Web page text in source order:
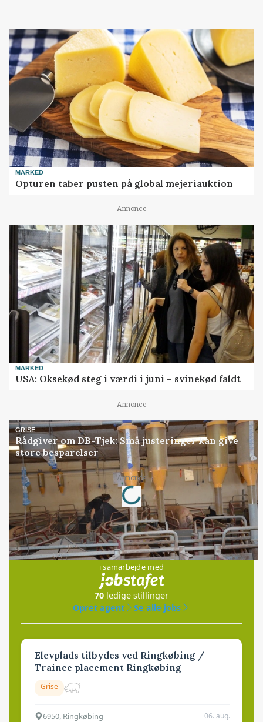
MARKED
Opturen taber pusten på global mejeriauktion
Annonce
MARKED
USA: Oksekød steg i værdi i juni – svinekød faldt
Annonce
GRISE
Rådgiver om DB-Tjek: Små justeringer kan give
store besparelser
Annonce
Loading...
Jobs
i samarbejde med
70 ledige stillinger
Opret agent
Se alle jobs
Elevplads tilbydes ved Ringkøbing /
Trainee placement Ringkøbing
Grise
6950, Ringkøbing 06. aug.